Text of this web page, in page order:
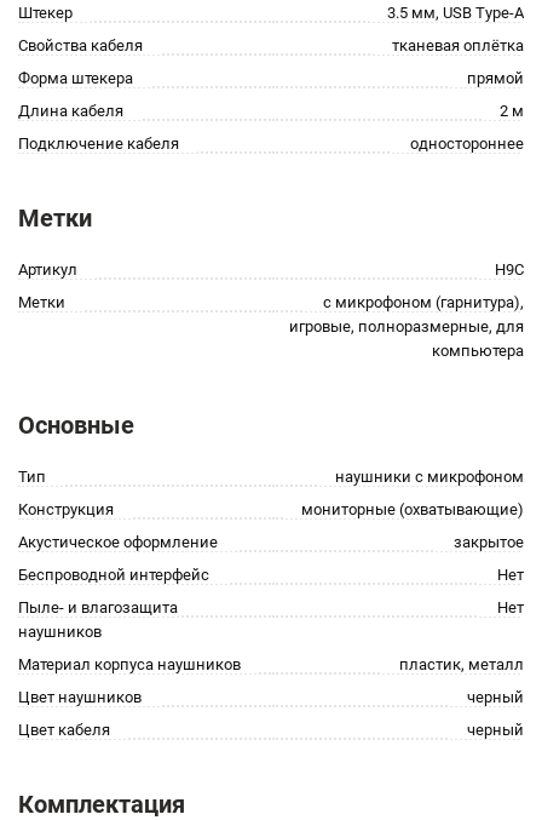
Штекер
3.5 мм, USB Type-A
Свойства кабеля
тканевая оплётка
Форма штекера
прямой
Длина кабеля
2 м
Подключение кабеля
одностороннее
Метки
Артикул
H9C
Метки
с микрофоном (гарнитура),
игровые, полноразмерные, для
компьютера
Основные
Тип
наушники с микрофоном
Конструкция
мониторные (охватывающие)
Акустическое оформление
закрытое
Беспроводной интерфейс
Нет
Пыле- и влагозащита
наушников
Нет
Материал корпуса наушников
пластик, металл
Цвет наушников
черный
Цвет кабеля
черный
Комплектация